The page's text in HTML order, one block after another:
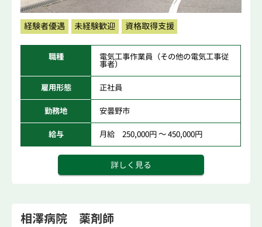
経験者優遇 未経験歓迎 資格取得支援
職種 電気工事作業員（その他の電気工事従
事者）
雇用形態 正社員
勤務地 安曇野市
給与 月給 250,000円 ～ 450,000円
詳しく見る
相澤病院 薬剤師